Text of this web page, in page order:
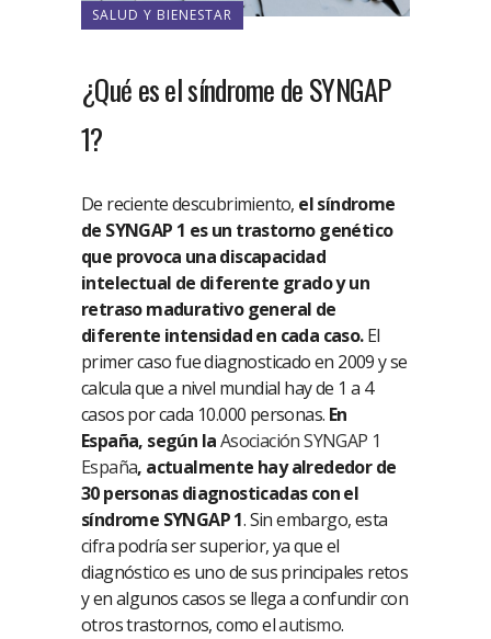
SALUD Y BIENESTAR
¿Qué es el síndrome de SYNGAP
1?
De reciente descubrimiento, el síndrome
de SYNGAP 1 es un trastorno genético
que provoca una discapacidad
intelectual de diferente grado y un
retraso madurativo general de
diferente intensidad en cada caso.El
primer caso fue diagnosticado en 2009 y se
calcula que a nivel mundial hay de 1 a 4
casos por cada 10.000 personas. En
España, según laAsociación SYNGAP 1
España, actualmente hay alrededor de
30 personas diagnosticadas con el
síndrome SYNGAP 1. Sin embargo, esta
cifra podría ser superior, ya que el
diagnóstico es uno de sus principales retos
y en algunos casos se llega a confundir con
otros trastornos, como elautismo.